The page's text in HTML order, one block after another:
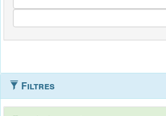
Filtres